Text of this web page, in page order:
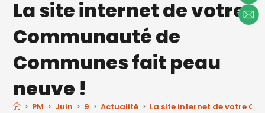
La site internet de votre
Communauté de
Communes fait peau
neuve !
> PM > Juin > 9 > Actualité > La site internet de votre